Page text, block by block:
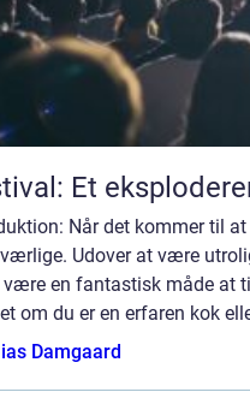
Et
Når det kommer til
Udover at være
være en fantastisk måde at
om du er en erfaren kok
Damgaard